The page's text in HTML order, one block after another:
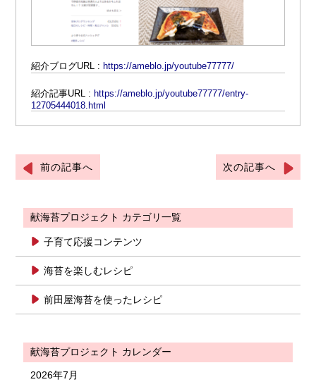
紹介ブログURL : https://ameblo.jp/youtube77777/
紹介記事URL : https://ameblo.jp/youtube77777/entry-
12705444018.html
前の記事へ 次の記事へ
献海苔プロジェクト カテゴリ一覧
子育て応援コンテンツ
海苔を楽しむレシピ
前田屋海苔を使ったレシピ
献海苔プロジェクト カレンダー
2026年7月